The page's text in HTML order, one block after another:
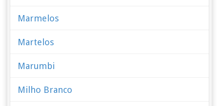
Marmelos
Martelos
Marumbi
Milho Branco